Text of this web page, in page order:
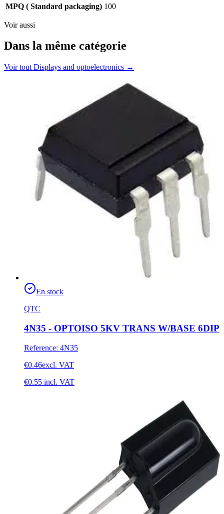
MPQ ( Standard packaging) 100
Voir aussi
Dans la même catégorie
Voir tout Displays and optoelectronics →
En stock
QTC
4N35 - OPTOISO 5KV TRANS W/BASE 6DIP
Reference: 4N35
€0.46excl. VAT
€0.55 incl. VAT